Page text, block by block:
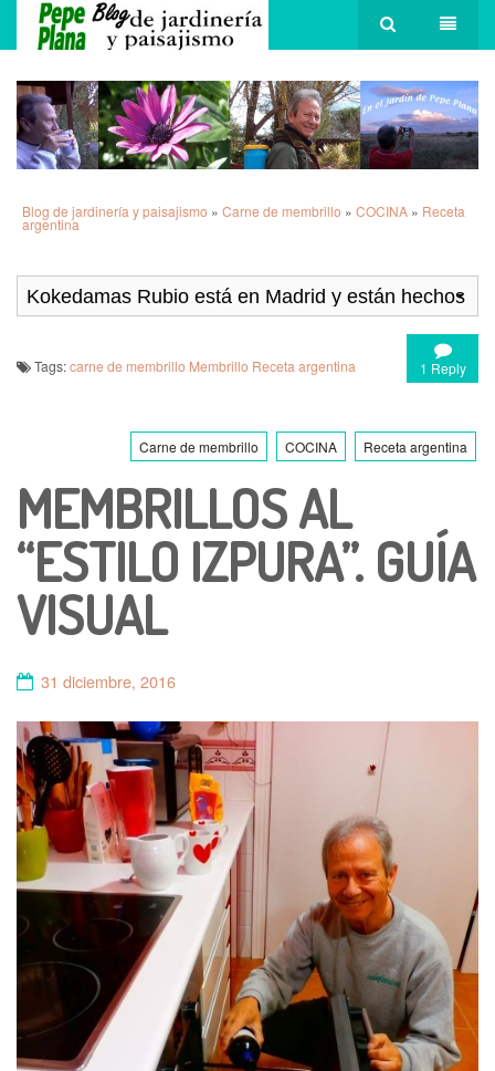
Blog de jardinería y paisajismo » Carne de membrillo » COCINA » Receta
argentina
1 Reply
Tags:carne de membrillo Membrillo Receta argentina
Carne de membrillo COCINA Receta argentina
MEMBRILLOS AL
“ESTILO IZPURA”. GUÍA
VISUAL
31 diciembre, 2016